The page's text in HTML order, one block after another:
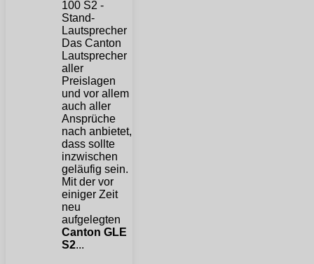
Das Canton
Lautsprecher
aller
Preislagen
und vor allem
auch aller
Ansprüche
nach anbietet,
dass sollte
inzwischen
geläufig sein.
Mit der vor
einiger Zeit
neu
aufgelegten
Canton GLE
S2...